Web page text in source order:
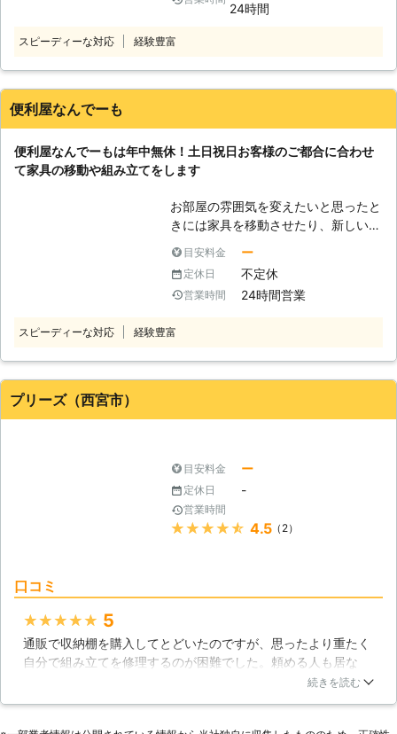
たいけど自分では難しい」というとき
移動・組立に関するお悩みは様々で
す。 ≪こんなお悩みありませんか？
≫ 「模様替えでベッドの位置を変え
「オフィスを引っ越しするので、移転
先まで運びたい」 「家具を通販で買
ったけど、重くて自分の置きたい場所
に置けない」 こんなときには株式会
社エコジロー（尼崎営業所）にお任せ
ください。当店にご依頼いただけれ
ば、重たい荷物を運ぶのに慣れたスタ
ッフがお客様の大切な家具をご移動い
たします。家具移動の業者をお探しな
所）にご相談くださいませ。 【株式
れる理由】 多くの便利屋があるなか
で当店の家具移動が選ばれるには理由
します。 ☆年中無休だからお客様の
っていることから、平日や土日祝日な
どさまざまな生活パターンにあわせて
ご依頼を受けることが可能です。営業
時間も8：00～20：00となっている
運ぶ引っ越しから、大きな家具や家電
を運ぶ引っ越しまで対応いたします。
また、荷物を運ぶさいの、梱包作業も
素早く丁寧におこないますのでお任せ
24時間
スピーディーな対応 経験豊富
便利屋なんでーも
便利屋なんでーもは年中無休！土日祝日お客様のご都合に合わせ
て家具の移動や組み立てをします
お部屋の雰囲気を変えたいと思ったと
きには家具を移動させたり、新しい家
す。しかし、重い家具の移動は体力を
使いますしなかなか大変ですよね。ま
た、家具の組み立ても説明書を見なが
がかかりますし結構面倒なものです。
で当日対応可能です】 弊社では、お
客様の「とにかく早く来て欲しい」と
いうご要望にお応えすることができま
す。最短で、お電話いただいた当日に
というご要望にもお応えいたします。
ますので、ご相談ください。 【1時間
3,000円～というわかりやすい料金で
作業いたします！】 弊社では、1つの
作業につき1時間3,000円～というわ
かりやすい料金でサービスをご提供し
ております。そのため重い家具を移動
目安料金 ー
定休日 不定休
営業時間 24時間営業
スピーディーな対応 経験豊富
プリーズ（西宮市）
目安料金 ー
定休日 -
営業時間
★★★★★ 4.5（2）
口コミ
★★★★★ 5
通販で収納棚を購入してとどいたのですが、思ったより重たく
自分で組み立てを修理するのが困難でした。頼める人も居な
く、せっかく購入したのにどうしようと困っていましまい、お
続きを読む